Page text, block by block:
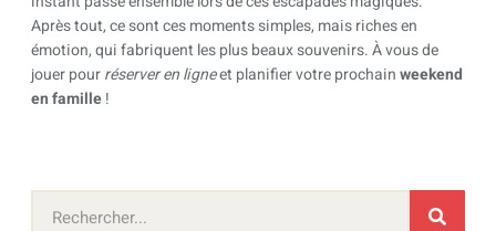
Après tout, ce sont ces moments simples, mais riches en
émotion, qui fabriquent les plus beaux souvenirs. À vous de
jouer pourréserver en ligneet planifier votre prochainweekend
en famille!